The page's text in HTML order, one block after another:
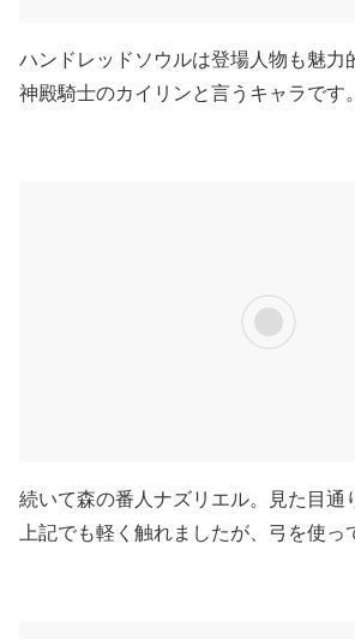
ハンドレッドソウルは登場人物も魅力
神殿騎士のカイリンと言うキャラです。
続いて森の番人ナズリエル。見た目通
上記でも軽く触れましたが、弓を使っ